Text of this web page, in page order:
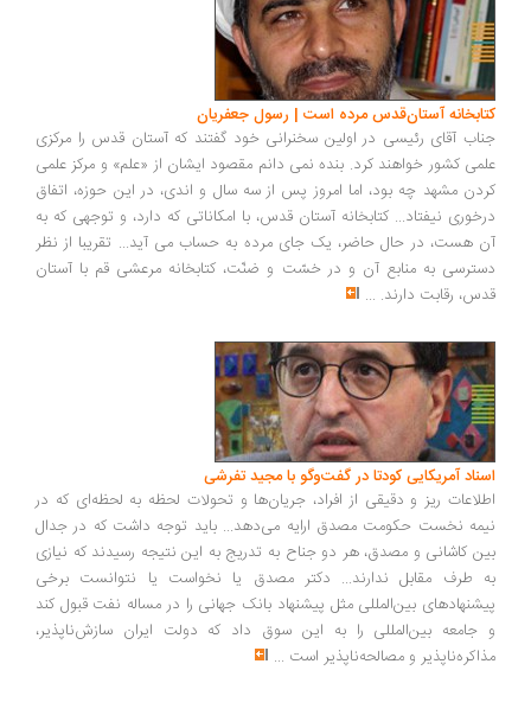
کتابخانه‌ آستان‌قدس مرده است | رسول جعفریان
جناب آقای رئیسی در اولین سخنرانی خود گفتند که آستان قدس را مرکزی
علمی کشور خواهند کرد. بنده نمی دانم مقصود ایشان از «علم» و مرکز علمی
کردن مشهد چه بود، اما امروز پس از سه سال و اندی، در این حوزه، اتفاق
درخوری نیفتاد... کتابخانه آستان قدس، با امکاناتی که دارد، و توجهی که به
آن هست، در حال حاضر، یک جای مرده به حساب می آید... تقریبا از نظر
دسترسی به منابع آن و در خسّت و ضنّت، کتابخانه مرعشی قم با آستان
قدس، رقابت دارند. ...
اسناد آمریکایی کودتا در گفت‌وگو با مجید تفرشی
اطلاعات ریز و دقیقی از افراد، جریان‌ها و تحولات لحظه به لحظه‌ای که در
نیمه نخست حکومت مصدق ارایه می‌دهد... باید توجه داشت که در جدال
بین کاشانی و مصدق، هر دو جناح به تدریج به این نتیجه رسیدند که نیازی
به طرف مقابل ندارند... دکتر مصدق یا نخواست یا نتوانست برخی
پیشنهادهای بین‌المللی مثل پیشنهاد بانک جهانی را در مساله نفت قبول کند
و جامعه بین‌المللی را به این سوق داد که دولت ایران سازش‌ناپذیر،
مذاکره‌ناپذیر و مصالحه‌ناپذیر است ...